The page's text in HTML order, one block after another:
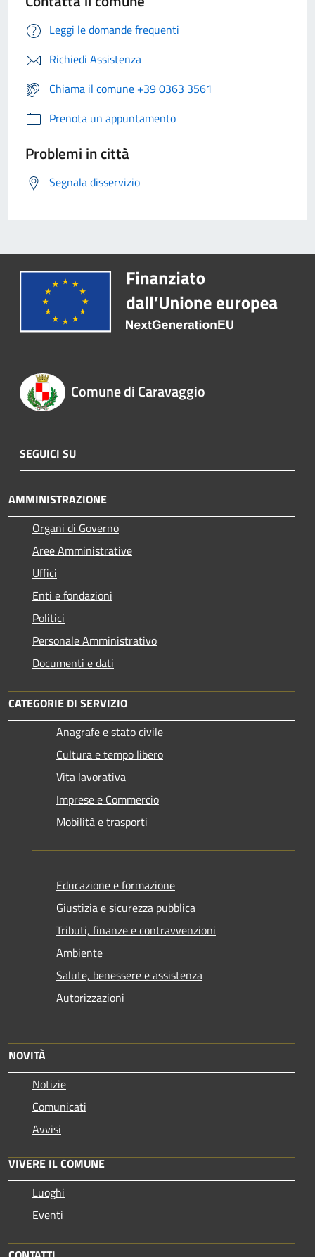
Leggi le domande frequenti
Richiedi Assistenza
Chiama il comune +39 0363 3561
Prenota un appuntamento
Problemi in città
Segnala disservizio
Comune di Caravaggio
SEGUICI SU
AMMINISTRAZIONE
Organi di Governo
Aree Amministrative
Uffici
Enti e fondazioni
Politici
Personale Amministrativo
Documenti e dati
CATEGORIE DI SERVIZIO
Anagrafe e stato civile
Cultura e tempo libero
Vita lavorativa
Imprese e Commercio
Mobilità e trasporti
Educazione e formazione
Giustizia e sicurezza pubblica
Tributi, finanze e contravvenzioni
Ambiente
Salute, benessere e assistenza
Autorizzazioni
NOVITÀ
Notizie
Comunicati
Avvisi
VIVERE IL COMUNE
Luoghi
Eventi